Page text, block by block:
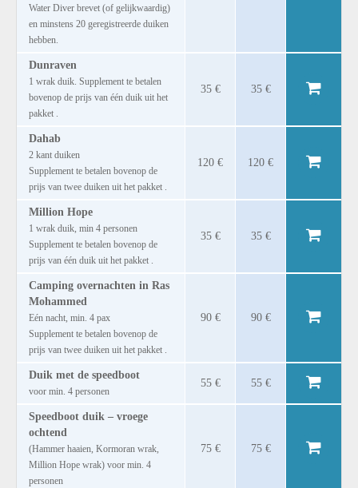
Water Diver brevet (of gelijkwaardig)
en minstens 20 geregistreerde duiken
hebben.
Dunraven
1 wrak duik. Supplement te betalen
bovenop de prijs van één duik uit het
pakket .
35 € 35 €
Dahab
2 kant duiken
Supplement te betalen bovenop de
prijs van twee duiken uit het pakket .
120 € 120 €
Million Hope
1 wrak duik, min 4 personen
Supplement te betalen bovenop de
prijs van één duik uit het pakket .
35 € 35 €
Camping overnachten in Ras
Mohammed
Eén nacht, min. 4 pax
Supplement te betalen bovenop de
prijs van twee duiken uit het pakket .
90 € 90 €
Duik met de speedboot
voor min. 4 personen
55 € 55 €
Speedboot duik – vroege
ochtend
(Hammer haaien, Kormoran wrak,
Million Hope wrak) voor min. 4
personen
75 € 75 €